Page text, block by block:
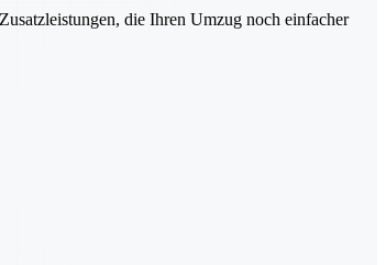
die Ihren Umzug noch einfacher